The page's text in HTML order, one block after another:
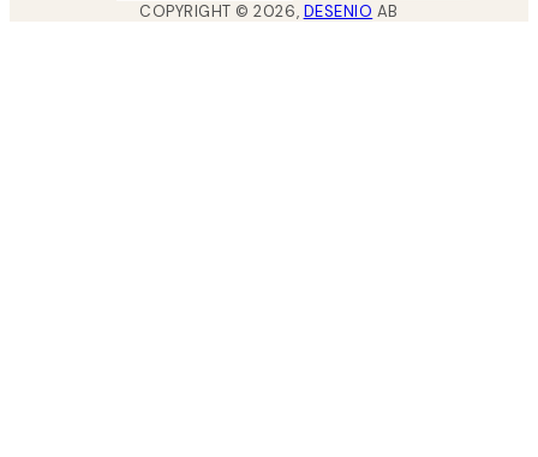
COPYRIGHT ©2026, DESENIO AB